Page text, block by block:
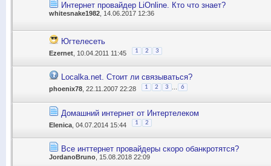
Интернет провайдер LiOnline. Кто что знает?
whitesnake1982 , 14.06.2017 12:36
Югтелесеть
Ezernet , 10.04.2011 11:45 1 2 3
Localka.net. Стоит ли связываться?
phoenix78 , 22.11.2007 22:28 1 2 3 6
Домашний интернет от Интертелеком
Elenica , 04.07.2014 15:44 1 2
Все инттернет провайдеры скоро обанкротятся?
JordanoBruno , 15.08.2018 22:09